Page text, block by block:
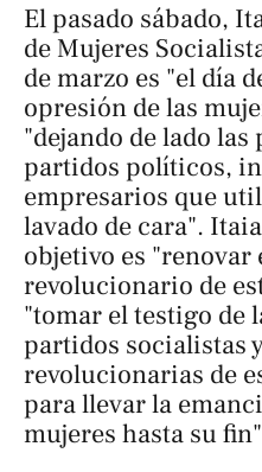
El pasado sábado,
de Mujeres
de marzo es "el día
opresión de las
"dejando de lado las
partidos políticos,
empresarios que
lavado de cara".
objetivo es "renovar
revolucionario de
"tomar el testigo de
partidos socialistas
revolucionarias de
para llevar la
mujeres hasta su